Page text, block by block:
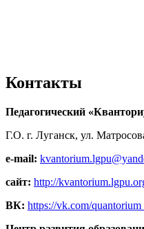
Контакты
Педагогический
Г.О. г. Луганск, ул.
e-mail:
сайт: http://
ВК: https://vk.com/